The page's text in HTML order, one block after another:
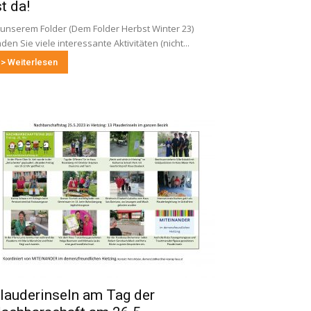
da!
Folder (Dem Folder Herbst Winter 23)
Sie viele interessante Aktivitäten (nicht...
> Weiterlesen
am Tag der